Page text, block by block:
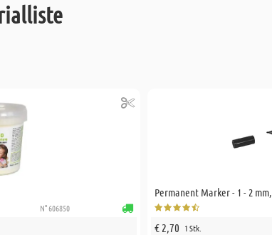
N° 606850
Permanent Marker - 1 - 2
€ 2,70 1 Stk.